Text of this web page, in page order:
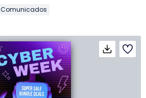
Comunicados